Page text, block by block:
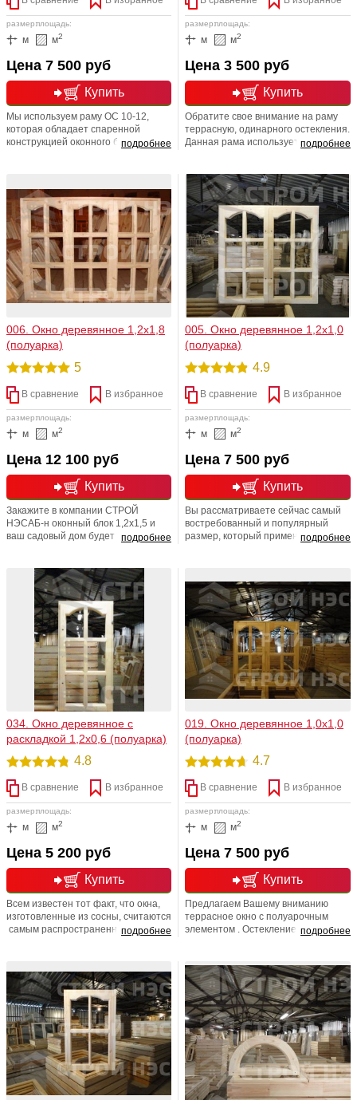
размер:
м
площадь:
м2
Купить
Цена 7 500 руб
подробнее
Мы используем раму ОС 10-12,
которая обладает спаренной
конструкцией оконного блока, с
наружная створки дополнительно
скреплены винтами. Отлично
подходит для различных дачных и
садовых домов, а также хозблоках.
размер:
м
площадь:
м2
Купить
Цена 3 500 руб
подробнее
Обратите свое внимание на раму
террасную, одинарного остекления.
Данная рама используется для
дачных домов, веранд. Размер
изделия (В*Ш): 1000*800. Толщина
рамы 43 (мм). Конструкция рамы
предусматривает остекление
листовым стеклом толщиной до
4мм. Штапик в комплекте.
006. Окно деревянное 1,2х1,8
(полуарка)
5
В сравнение В избранное
размер:
м
площадь:
м2
Купить
Цена 12 100 руб
подробнее
Закажите в компании СТРОЙ
НЭСАБ-н оконный блок 1,2х1,5 и
ваш садовый дом будет выглядеть
что всегда будет теплой и уютной.
Уверяем Вас, наши изделия и наши
возможности обязательно Вас
порадуют! Мы счастливы баловать
005. Окно деревянное 1,2х1,0
(полуарка)
4.9
В сравнение В избранное
размер:
м
площадь:
м2
Купить
Цена 7 500 руб
подробнее
Вы рассматриваете сейчас самый
востребованный и популярный
размер, который применяется при
развернутого в стране на рубеже
80-х годов. Потому что они имеют
неплохие показатели по
теплосбережению они обладают
лучшим светопропусканием, т.е.
меньше загораживают световой
проем.
034. Окно деревянное с
раскладкой 1,2х0,6 (полуарка)
4.8
В сравнение В избранное
размер:
м
площадь:
м2
Купить
Цена 5 200 руб
подробнее
Всем известен тот факт, что окна,
изготовленные из сосны, считаются
самым распространенным
Конечно, ее эксплуатационные
характеристики хуже, чем у
лиственницы и дуба, но все же это
не пластик. Природный материал
экологически чист и безопасен.
019. Окно деревянное 1,0х1,0
(полуарка)
4.7
В сравнение В избранное
размер:
м
площадь:
м2
Купить
Цена 7 500 руб
подробнее
Предлагаем Вашему вниманию
террасное окно с полуарочным
элементом . Остекление двойное.
строительстве дачных домов,
веранд, хозяйственных построек.
Размер изделия (В*Ш): 1000-1000
мм. Комплект фурнитуры: замок
петли. Штапик. Стекло в комплекте.